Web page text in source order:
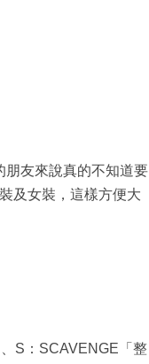
朋友來說真的不知道要
及女裝，這樣方便大
S：SCAVENGE「整